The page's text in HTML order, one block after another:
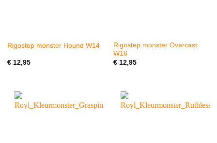
Rigostep monster Hound W14
€12,95
Rigostep monster Overcast
W16
€12,95